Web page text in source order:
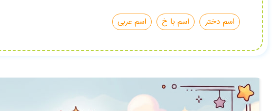
اسم دختر اسم با خ اسم عربی